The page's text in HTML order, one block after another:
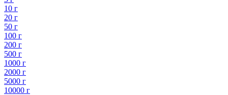
10 г
20 г
50 г
100 г
200 г
500 г
1000 г
2000 г
5000 г
10000 г